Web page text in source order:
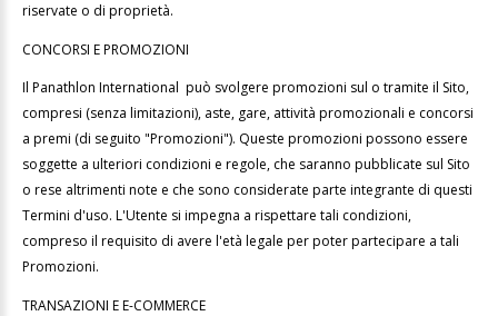
riservate o di proprietà.
CONCORSI E PROMOZIONI
Il Panathlon International può svolgere promozioni sul o tramite il Sito,
compresi (senza limitazioni), aste, gare, attività promozionali e concorsi
a premi (di seguito "Promozioni"). Queste promozioni possono essere
soggette a ulteriori condizioni e regole, che saranno pubblicate sul Sito
o rese altrimenti note e che sono considerate parte integrante di questi
Termini d'uso. L'Utente si impegna a rispettare tali condizioni,
compreso il requisito di avere l'età legale per poter partecipare a tali
Promozioni.
TRANSAZIONI E E-COMMERCE